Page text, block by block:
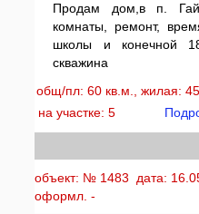
Продам дом,в п.
комнаты, ремонт,
школы и конечной
скважина
общ/пл: 60 кв.м., жилая:
на участке: 5
объект: № 1483 дата:
оформл. -